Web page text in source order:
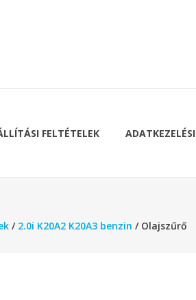
FELTÉTELEK
/ 2.0i K20A2 K20A3 benzin / Olajszűrő